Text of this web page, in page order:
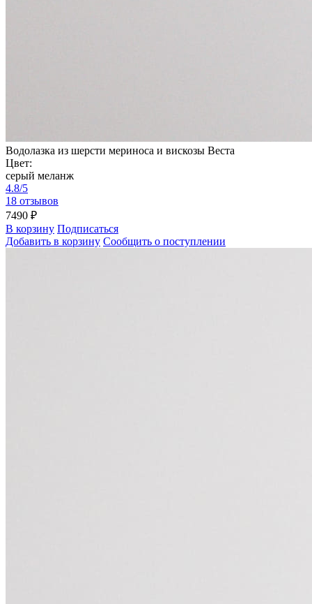
Водолазка из шерсти мериноса и вискозы Веста
Цвет:
серый меланж
4.8/5
18 отзывов
7490 ₽
В корзину Подписаться
Добавить в корзину Сообщить о поступлении